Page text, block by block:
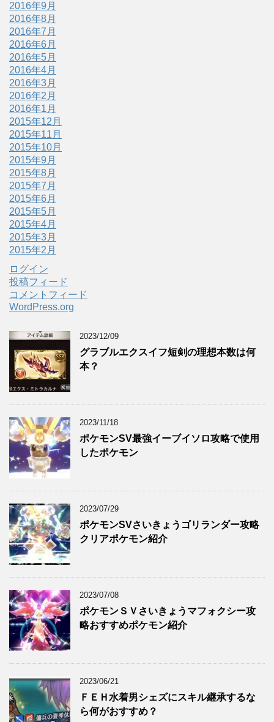
2016年9月
2016年8月
2016年7月
2016年6月
2016年5月
2016年4月
2016年3月
2016年2月
2016年1月
2015年12月
2015年11月
2015年10月
2015年9月
2015年8月
2015年7月
2015年6月
2015年5月
2015年4月
2015年3月
2015年2月
ログイン
投稿フィード
コメントフィード
WordPress.org
2023/12/09
グラブルエクスイフ短剣の理想本数は何
本？
2023/11/18
ポケモンSV最強イーブイソロ攻略で使用
したポケモン
2023/07/29
ポケモンSVさいきょうゴリランダー攻略
クリアポケモン紹介
2023/07/08
ポケモンＳＶさいきょうマフォクシー攻
略おすすめポケモン紹介
2023/06/21
ＦＥＨ水着男シェズにスキル継承するな
ら何がおすすめ？